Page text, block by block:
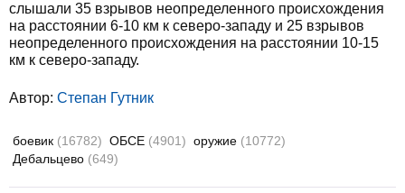
слышали 35 взрывов неопределенного происхождения
на расстоянии 6-10 км к северо-западу и 25 взрывов
неопределенного происхождения на расстоянии 10-15
км к северо-западу.
Автор: Степан Гутник
боевик (16782) ОБСЕ (4901) оружие (10772)
Дебальцево (649)